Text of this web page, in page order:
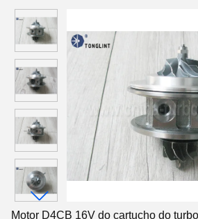
Motor D4CB 16V do cartucho do